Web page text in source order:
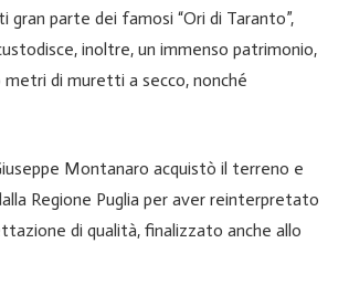
parte dei famosi “Ori di Taranto”,
inoltre, un immenso patrimonio,
di muretti a secco, nonché
Montanaro acquistò il terreno e
Regione Puglia per aver reinterpretato
di qualità, finalizzato anche allo